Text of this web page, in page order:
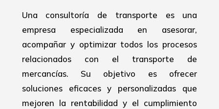
Una consultoría de transporte es una
empresa especializada en asesorar,
acompañar y optimizar todos los procesos
relacionados con el transporte de
mercancías. Su objetivo es ofrecer
soluciones eficaces y personalizadas que
mejoren la rentabilidad y el cumplimiento